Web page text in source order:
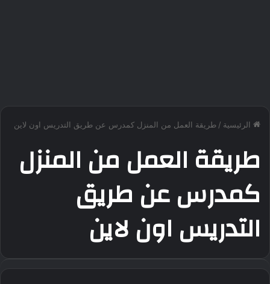
الرئيسية / طريقة العمل من المنزل كمدرس عن طريق التدريس اون لاين
طريقة العمل من المنزل
كمدرس عن طريق
التدريس اون لاين